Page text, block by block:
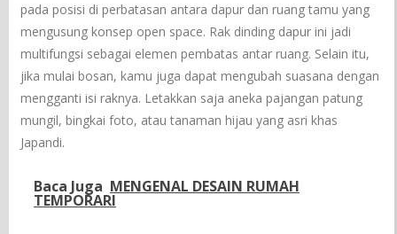
pada posisi di perbatasan antara dapur dan ruang tamu yang
mengusung konsep open space. Rak dinding dapur ini jadi
multifungsi sebagai elemen pembatas antar ruang. Selain itu,
jika mulai bosan, kamu juga dapat mengubah suasana dengan
mengganti isi raknya. Letakkan saja aneka pajangan patung
mungil, bingkai foto, atau tanaman hijau yang asri khas
Japandi.
Baca Juga MENGENAL DESAIN RUMAH
TEMPORARI